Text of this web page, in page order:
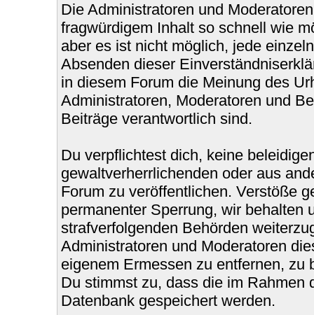
Die Administratoren und
fragwürdigem Inhalt so schnell wie
aber es ist nicht möglich, jede
Absenden dieser
in diesem Forum die Meinung des
Administratoren, Moderatoren und
Beiträge verantwortlich sind.
Du verpflichtest dich, keine
gewaltverherrlichenden oder aus
Forum zu veröffentlichen. Verstöße
permanenter Sperrung, wir behalten
strafverfolgenden Behörden
Administratoren und Moderatoren
eigenem Ermessen zu entfernen, zu
Du stimmst zu, dass die im Rahmen
Datenbank gespeichert werden.